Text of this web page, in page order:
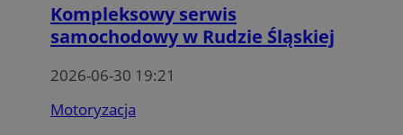
Kompleksowy serwis
samochodowy w Rudzie Śląskiej
2026-06-30 19:21
Motoryzacja